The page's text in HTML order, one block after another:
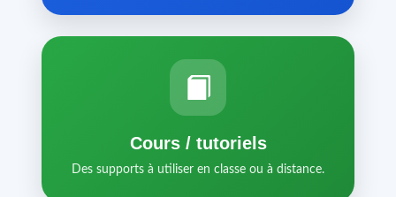
Cours / tutoriels
Des supports à utiliser en classe ou à distance.